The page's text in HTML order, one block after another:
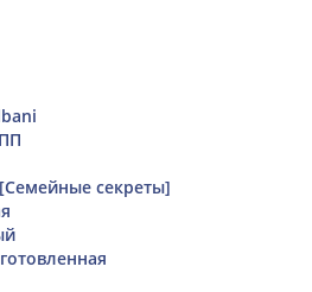
секреты]